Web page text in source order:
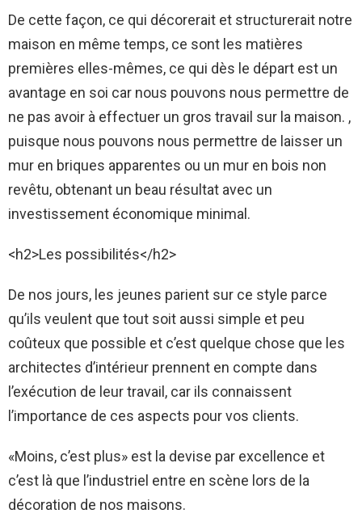
De cette façon, ce qui décorerait et structurerait notre
maison en même temps, ce sont les matières
premières elles-mêmes, ce qui dès le départ est un
avantage en soi car nous pouvons nous permettre de
ne pas avoir à effectuer un gros travail sur la maison. ,
puisque nous pouvons nous permettre de laisser un
mur en briques apparentes ou un mur en bois non
revêtu, obtenant un beau résultat avec un
investissement économique minimal.
<h2>Les possibilités</h2>
De nos jours, les jeunes parient sur ce style parce
qu’ils veulent que tout soit aussi simple et peu
coûteux que possible et c’est quelque chose que les
architectes d’intérieur prennent en compte dans
l’exécution de leur travail, car ils connaissent
l’importance de ces aspects pour vos clients.
«Moins, c’est plus» est la devise par excellence et
c’est là que l’industriel entre en scène lors de la
décoration de nos maisons.